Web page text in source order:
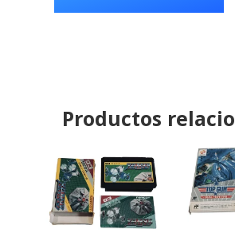
Productos